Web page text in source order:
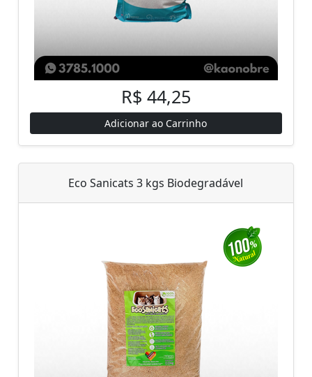
R$ 44,25
Adicionar ao Carrinho
Eco Sanicats 3 kgs Biodegradável